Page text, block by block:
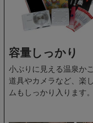
容量しっかり
小ぶりに見える温泉か
道具やカメラなど、楽
ムもしっかり入ります。